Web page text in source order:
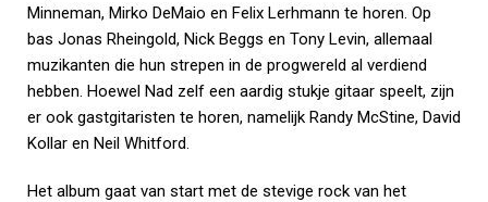
Minneman, Mirko DeMaio en Felix Lerhmann te horen. Op
bas Jonas Rheingold, Nick Beggs en Tony Levin, allemaal
muzikanten die hun strepen in de progwereld al verdiend
hebben. Hoewel Nad zelf een aardig stukje gitaar speelt, zijn
er ook gastgitaristen te horen, namelijk Randy McStine, David
Kollar en Neil Whitford.
Het album gaat van start met de stevige rock van het